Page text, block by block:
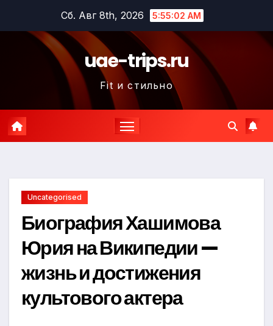
содержимому
Сб. Авг 8th, 2026 5:55:02 AM
uae-trips.ru
Fit и стильно
Uncategorised
Биография Хашимова
Юрия на Википедии —
жизнь и достижения
культового актера